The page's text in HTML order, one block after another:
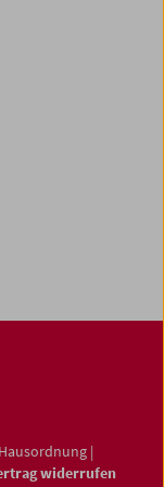
Hausordnung |
widerrufen